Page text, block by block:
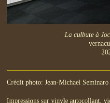
La culbute à
Crédit photo: Jean-Michael Seminaro
Impressions sur vinyle autocollant,